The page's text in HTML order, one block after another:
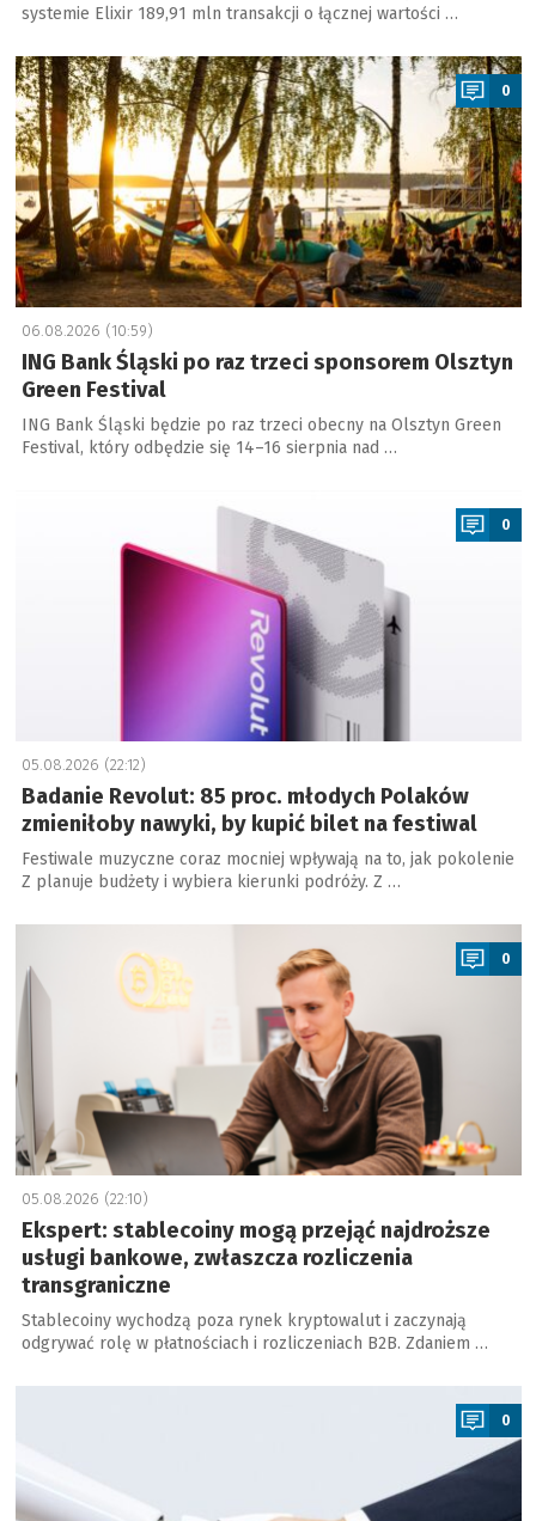
systemie Elixir 189,91 mln transakcji o łącznej wartości …
a
0
06.08.2026 (10:59)
ING Bank Śląski po raz trzeci sponsorem Olsztyn
Green Festival
ING Bank Śląski będzie po raz trzeci obecny na Olsztyn Green
Festival, który odbędzie się 14–16 sierpnia nad …
0
05.08.2026 (22:12)
Badanie Revolut: 85 proc. młodych Polaków
zmieniłoby nawyki, by kupić bilet na festiwal
Festiwale muzyczne coraz mocniej wpływają na to, jak pokolenie
Z planuje budżety i wybiera kierunki podróży. Z …
a
0
05.08.2026 (22:10)
Ekspert: stablecoiny mogą przejąć najdroższe
usługi bankowe, zwłaszcza rozliczenia
transgraniczne
Stablecoiny wychodzą poza rynek kryptowalut i zaczynają
odgrywać rolę w płatnościach i rozliczeniach B2B. Zdaniem …
a
0